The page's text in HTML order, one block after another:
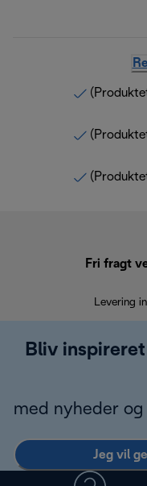
Fri fragt
Levering
Bliv
med nyheder
Jeg vil